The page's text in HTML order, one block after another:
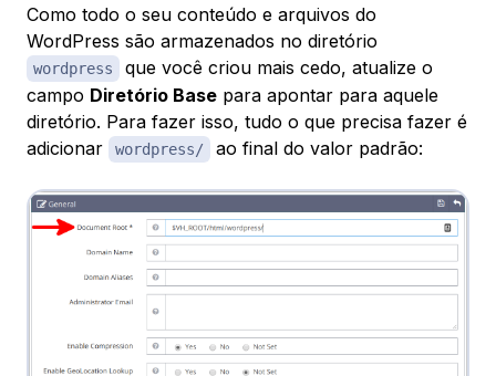
Como todo o seu conteúdo e arquivos do
WordPress são armazenados no diretório
wordpress
que você criou mais cedo, atualize o
campo Diretório Base para apontar para aquele
diretório. Para fazer isso, tudo o que precisa fazer é
adicionar
wordpress/ ao final do valor padrão: